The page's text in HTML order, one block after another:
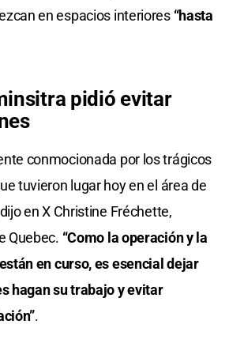
en espacios interiores“hasta
pidió evitar
conmocionada por los trágicos
tuvieron lugar hoy en el área de
en X Christine Fréchette,
Quebec. “Como la operación y la
en curso, es esencial dejar
hagan su trabajo y evitar
.